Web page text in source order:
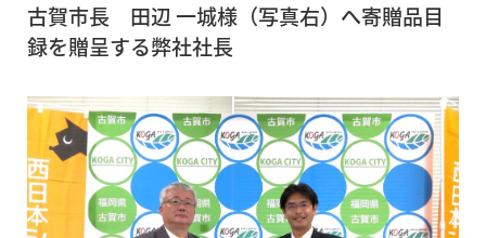
古賀市長 田辺 一城様（写真右）へ寄贈品目
録を贈呈する弊社社長